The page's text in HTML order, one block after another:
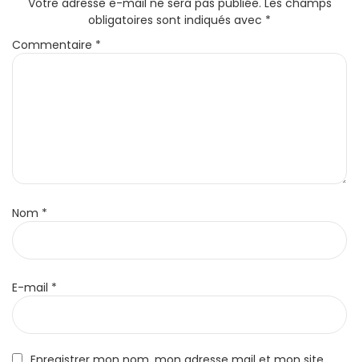
obligatoires sont indiqués avec *
Commentaire *
Nom *
E-mail *